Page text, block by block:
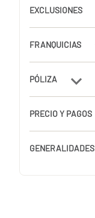
EXCLUSIONES
FRANQUICIAS
PÓLIZA
PRECIO Y PAGOS
GENERALIDADES